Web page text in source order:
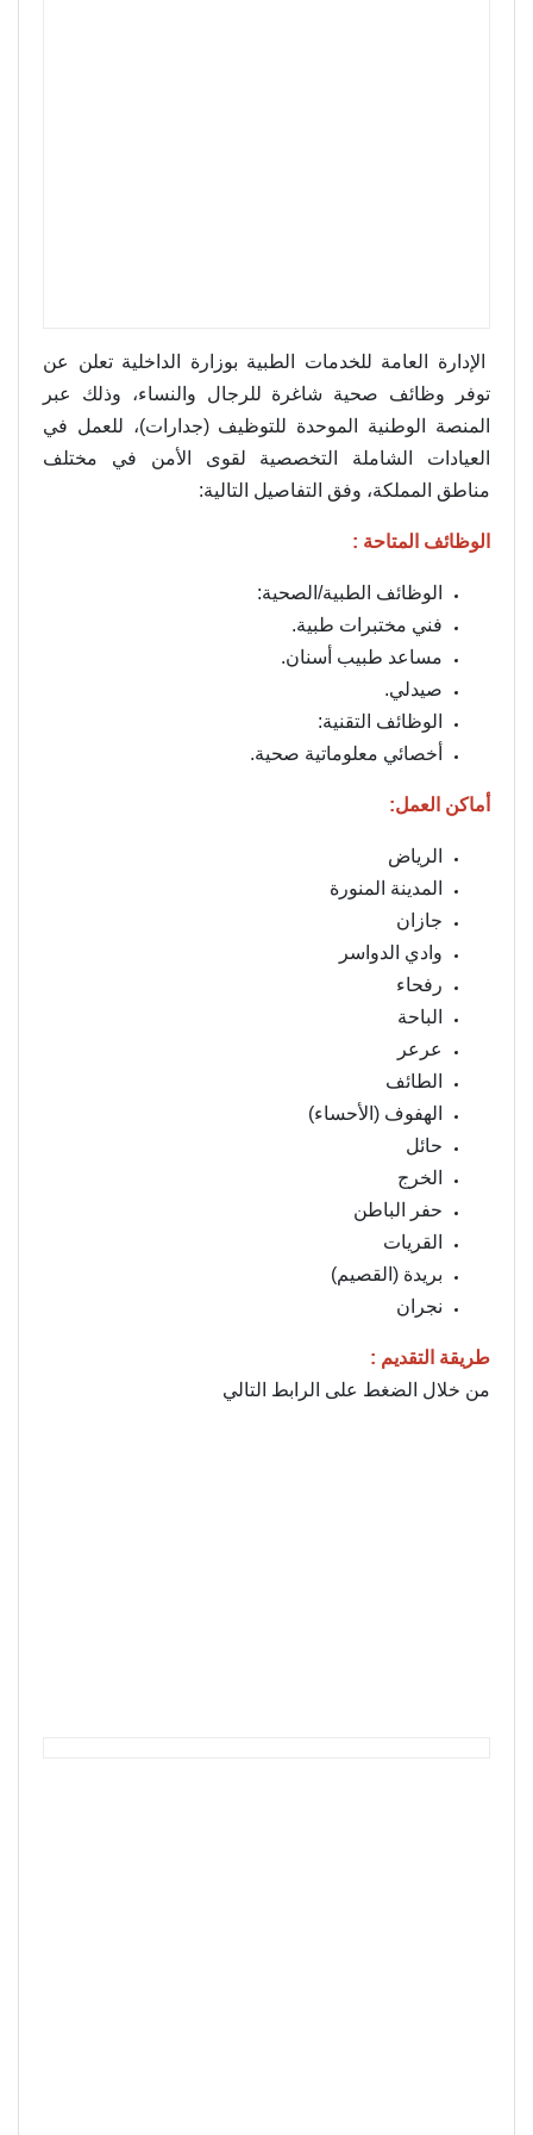
الإدارة العامة للخدمات الطبية بوزارة الداخلية تعلن عن
توفر وظائف صحية شاغرة للرجال والنساء، وذلك عبر
المنصة الوطنية الموحدة للتوظيف (جدارات)، للعمل في
العيادات الشاملة التخصصية لقوى الأمن في مختلف
مناطق المملكة، وفق التفاصيل التالية:
الوظائف المتاحة :
الوظائف الطبية/الصحية:
فني مختبرات طبية.
مساعد طبيب أسنان.
صيدلي.
الوظائف التقنية:
أخصائي معلوماتية صحية.
أماكن العمل:
الرياض
المدينة المنورة
جازان
وادي الدواسر
رفحاء
الباحة
عرعر
الطائف
الهفوف (الأحساء)
حائل
الخرج
حفر الباطن
القريات
بريدة (القصيم)
نجران
طريقة التقديم :
من خلال الضغط على الرابط التالي